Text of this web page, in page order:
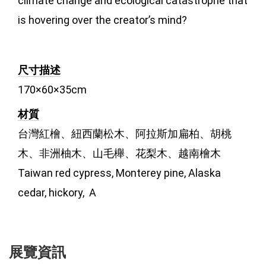
is hovering over the creator’s mind?
尺寸描述
170×60×35cm
材質
台灣紅檜、紐西蘭松木、阿拉斯加扁柏、胡桃
木、非洲柚木、山毛櫸、花梨木、越南檜木
Taiwan red cypress, Monterey pine, Alaska
cedar, hickory,  A
展覽資訊